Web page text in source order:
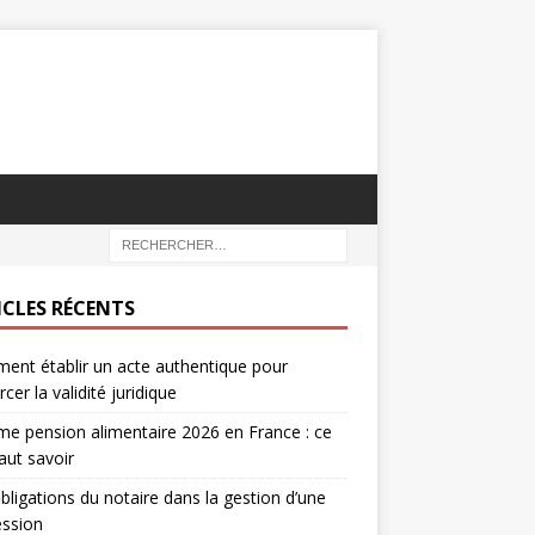
RÉCENTS
établir un acte authentique pour
la validité juridique
pension alimentaire 2026 en France : ce
savoir
du notaire dans la gestion d’une